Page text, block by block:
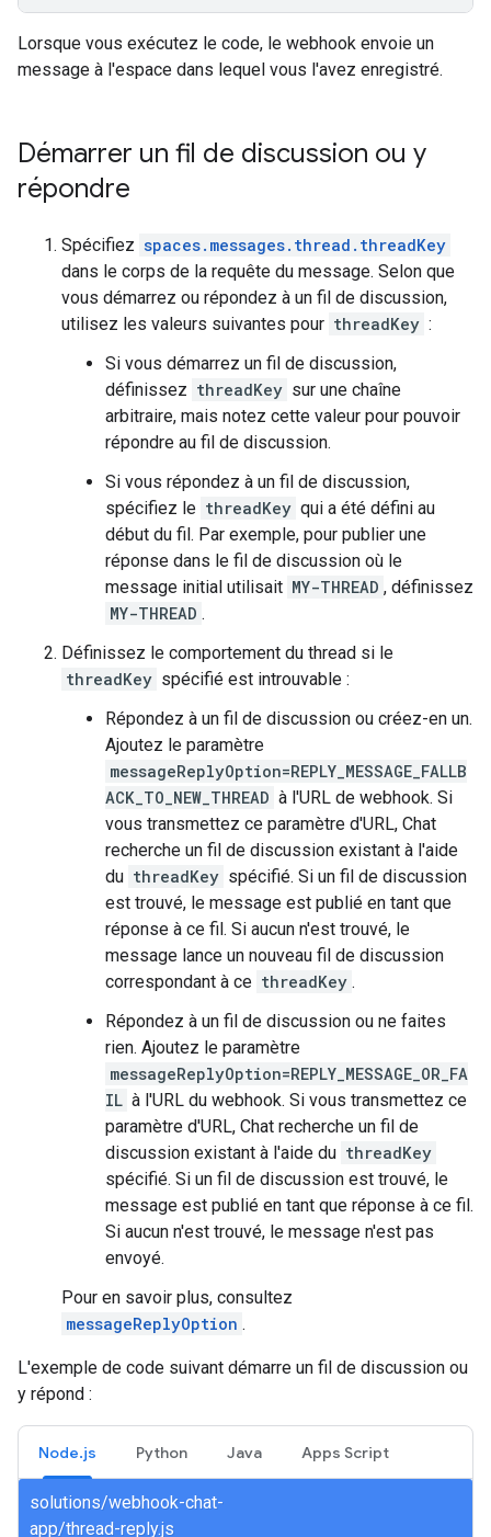
Lorsque vous exécutez le code, le webhook envoie un
message à l'espace dans lequel vous l'avez enregistré.
Démarrer un fil de discussion ou y
répondre
Spécifiez spaces.messages.thread.threadKey
dans le corps de la requête du message. Selon que
vous démarrez ou répondez à un fil de discussion,
utilisez les valeurs suivantes pour threadKey :
Si vous démarrez un fil de discussion,
définissez threadKey sur une chaîne
arbitraire, mais notez cette valeur pour pouvoir
répondre au fil de discussion.
Si vous répondez à un fil de discussion,
spécifiez le threadKey qui a été défini au
début du fil. Par exemple, pour publier une
réponse dans le fil de discussion où le
message initial utilisait MY-THREAD , définissez
MY-THREAD .
Définissez le comportement du thread si le
threadKey spécifié est introuvable :
Répondez à un fil de discussion ou créez-en un.
Ajoutez le paramètre
messageReplyOption=REPLY_MESSAGE_FALLB
ACK_TO_NEW_THREAD à l'URL de webhook. Si
vous transmettez ce paramètre d'URL, Chat
recherche un fil de discussion existant à l'aide
du threadKey spécifié. Si un fil de discussion
est trouvé, le message est publié en tant que
réponse à ce fil. Si aucun n'est trouvé, le
message lance un nouveau fil de discussion
correspondant à ce threadKey .
Répondez à un fil de discussion ou ne faites
rien. Ajoutez le paramètre
messageReplyOption=REPLY_MESSAGE_OR_FA
IL à l'URL du webhook. Si vous transmettez ce
paramètre d'URL, Chat recherche un fil de
discussion existant à l'aide du threadKey
spécifié. Si un fil de discussion est trouvé, le
message est publié en tant que réponse à ce fil.
Si aucun n'est trouvé, le message n'est pas
envoyé.
Pour en savoir plus, consultez
messageReplyOption .
L'exemple de code suivant démarre un fil de discussion ou
y répond :
Node.js Python Java Apps Script
solutions/webhook-chat-
app/thread-reply.js